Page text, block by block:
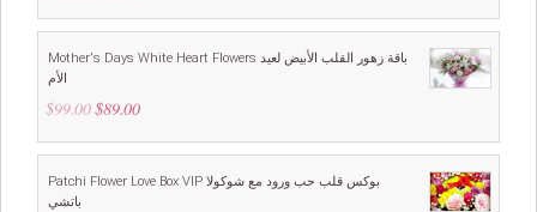
was:
is:
Mother's Days White Heart Flowers باقة زهور القلب الأبيض لعيد
الأم
$99.00 Original
was:
$89.00Current
is:
Patchi Flower Love Box VIP بوكس قلب حب ورود مع شوكولا
باتشي